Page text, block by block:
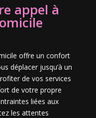
appel à
offre un confort
déplacer jusqu’à un
de vos services
de votre propre
liées aux
les attentes